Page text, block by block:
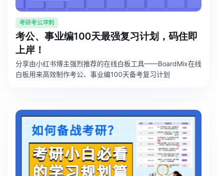
考研考公冲刺
考公、事业编100天最强复习计划，码住即
上岸！
分享由小红书博主强烈推荐的在线白板工具——BoardMix在线
白板用来高效制作考公、事业编100天备考复习计划